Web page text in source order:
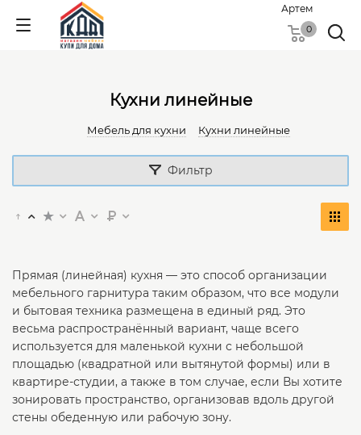
Артем
0
Кухни линейные
Мебель для кухни Кухни линейные
Фильтр
Прямая (линейная) кухня — это способ организации
мебельного гарнитура таким образом, что все модули
и бытовая техника размещена в единый ряд. Это
весьма распространённый вариант, чаще всего
используется для маленькой кухни с небольшой
площадью (квадратной или вытянутой формы) или в
квартире-студии, а также в том случае, если Вы хотите
зонировать пространство, организовав вдоль другой
стены обеденную или рабочую зону.